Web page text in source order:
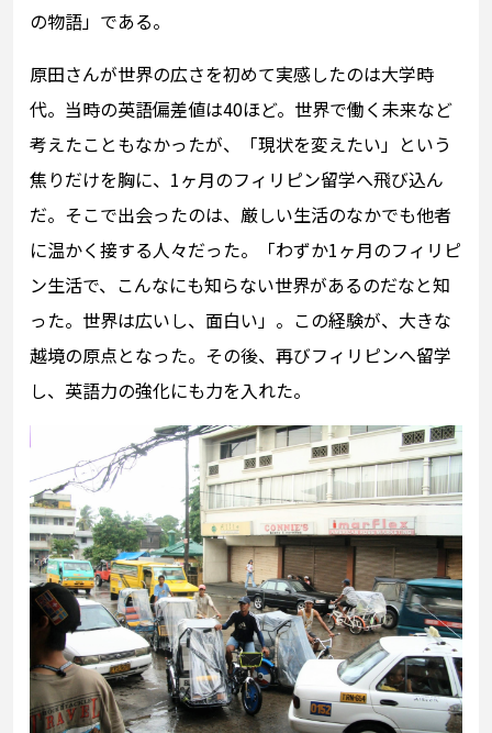
の物語」である。
原田さんが世界の広さを初めて実感したのは大学時
代。当時の英語偏差値は40ほど。世界で働く未来など
考えたこともなかったが、「現状を変えたい」という
焦りだけを胸に、1ヶ月のフィリピン留学へ飛び込ん
だ。そこで出会ったのは、厳しい生活のなかでも他者
に温かく接する人々だった。「わずか1ヶ月のフィリピ
ン生活で、こんなにも知らない世界があるのだなと知
った。世界は広いし、面白い」。この経験が、大きな
越境の原点となった。その後、再びフィリピンへ留学
し、英語力の強化にも力を入れた。